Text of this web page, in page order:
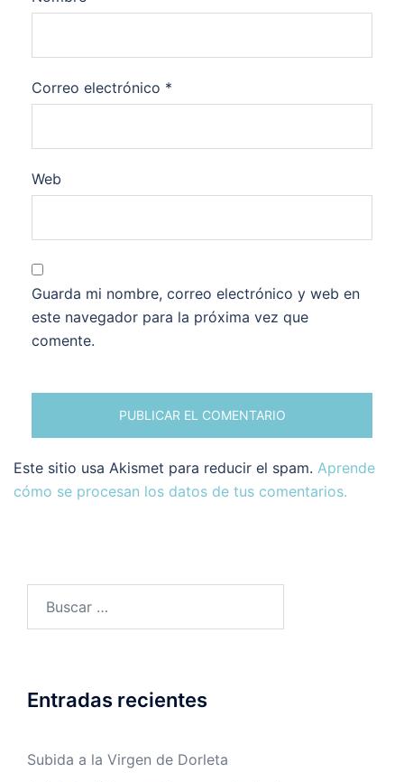
Correo electrónico *
Web
Guarda mi nombre, correo electrónico y web en
este navegador para la próxima vez que
comente.
Este sitio usa Akismet para reducir el spam. Aprende
cómo se procesan los datos de tus comentarios.
Entradas recientes
Subida a la Virgen de Dorleta